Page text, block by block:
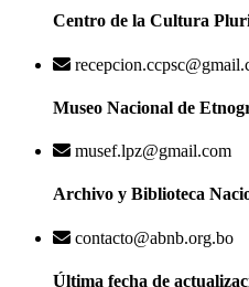
Centro de la Cultura
Museo Nacional de
musef.lpz@gmail.com
Archivo y Biblioteca
contacto@abnb.org.bo
Última fecha de